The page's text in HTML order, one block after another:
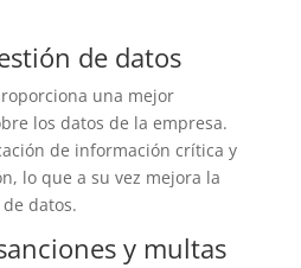
de datos
una mejor
los datos de la empresa.
de información crítica y
lo que a su vez mejora la
datos.
y multas